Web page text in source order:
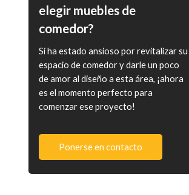
elegir muebles de
comedor?
Si ha estado ansioso por revitalizar su
espacio de comedor y darle un poco
de amor al diseño a esta área, ¡ahora
es el momento perfecto para
comenzar ese proyecto!
Ponerse en contacto